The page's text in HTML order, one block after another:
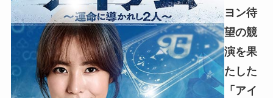
ヨン待
望の競
演を果
たした
「アイ